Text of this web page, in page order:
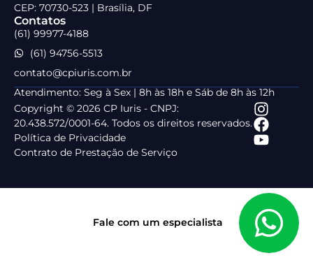
CEP: 70730-523 | Brasília, DF
Contatos
(61) 99977-4188
(61) 94756-5513
contato@cpiuris.com.br
Atendimento: Seg à Sex | 8h às 18h e Sáb de 8h às 12h
Copyright © 2026 CP Iuris - CNPJ:
20.438.572/0001-64. Todos os direitos reservados.
Política de Privacidade
Contrato de Prestação de Serviço
Fale com um especialista